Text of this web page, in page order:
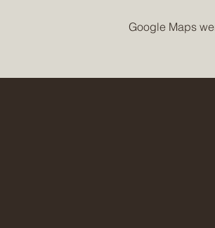
Google Maps